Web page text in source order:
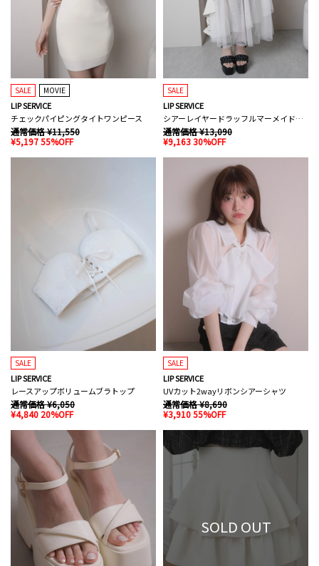
SALE MOVIE
LIP SERVICE
チェックパイピングタイトワンピース
通常価格 ¥11,550
¥5,197 55%OFF
SALE
LIP SERVICE
シアーレイヤードラッフルマーメイドスカート
通常価格 ¥13,090
¥9,163 30%OFF
SALE
LIP SERVICE
レースアップボリュームブラトップ
通常価格 ¥6,050
¥4,840 20%OFF
SALE
LIP SERVICE
UVカット2wayリボンシアーシャツ
通常価格 ¥8,690
¥3,910 55%OFF
SOLD OUT